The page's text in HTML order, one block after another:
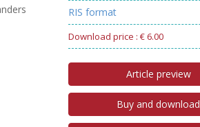
RIS format
Download price : € 6.00
Article preview
Buy and download